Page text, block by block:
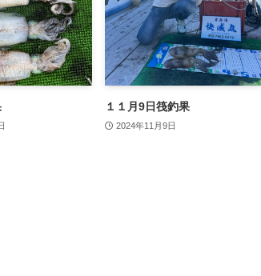
１１月9日筏釣果
2024年11月9日